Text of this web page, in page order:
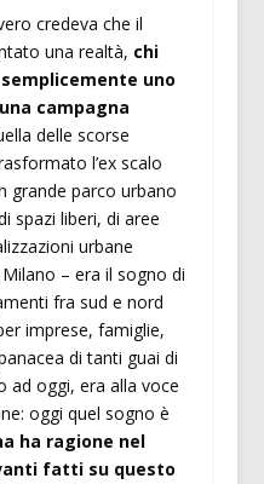
credeva che il
una realtà, chi
uno
campagna
delle scorse
l’ex scalo
grande parco urbano
spazi liberi, di aree
urbane
– era il sogno di
fra sud e nord
imprese, famiglie,
di tanti guai di
ad oggi, era alla voce
oggi quel sogno è
ha ragione nel
fatti su questo